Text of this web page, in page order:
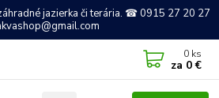
jazierka či terária. ☎ 0915 27 20 27
0 ks
za 0 €